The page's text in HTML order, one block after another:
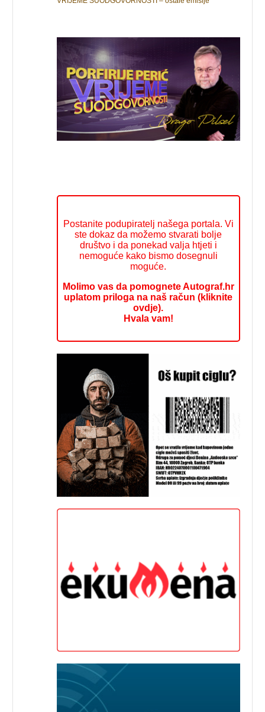
Postanite podupiratelj našega portala. Vi
ste dokaz da možemo stvarati bolje
društvo i da ponekad valja htjeti i
nemoguće kako bismo dosegnuli
moguće.
Molimo vas da pomognete Autograf.hr
uplatom priloga na naš račun (kliknite
ovdje).
Hvala vam!